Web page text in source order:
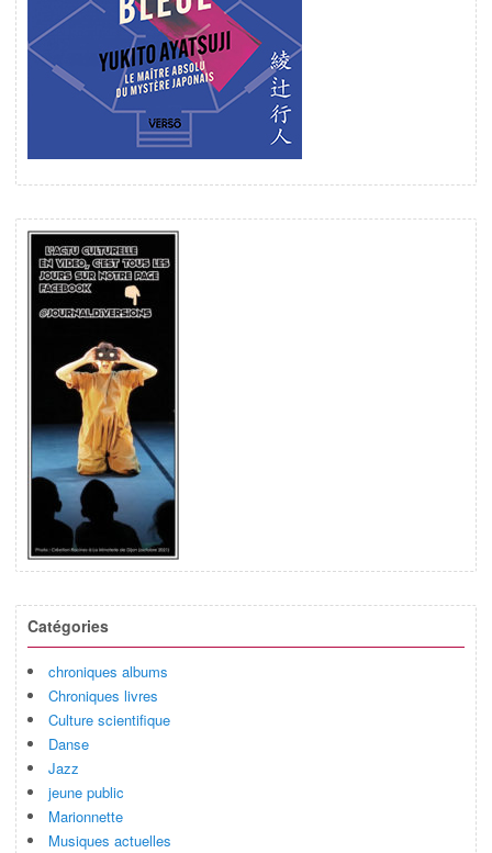
Catégories
chroniques albums
Chroniques livres
Culture scientifique
Danse
Jazz
jeune public
Marionnette
Musiques actuelles